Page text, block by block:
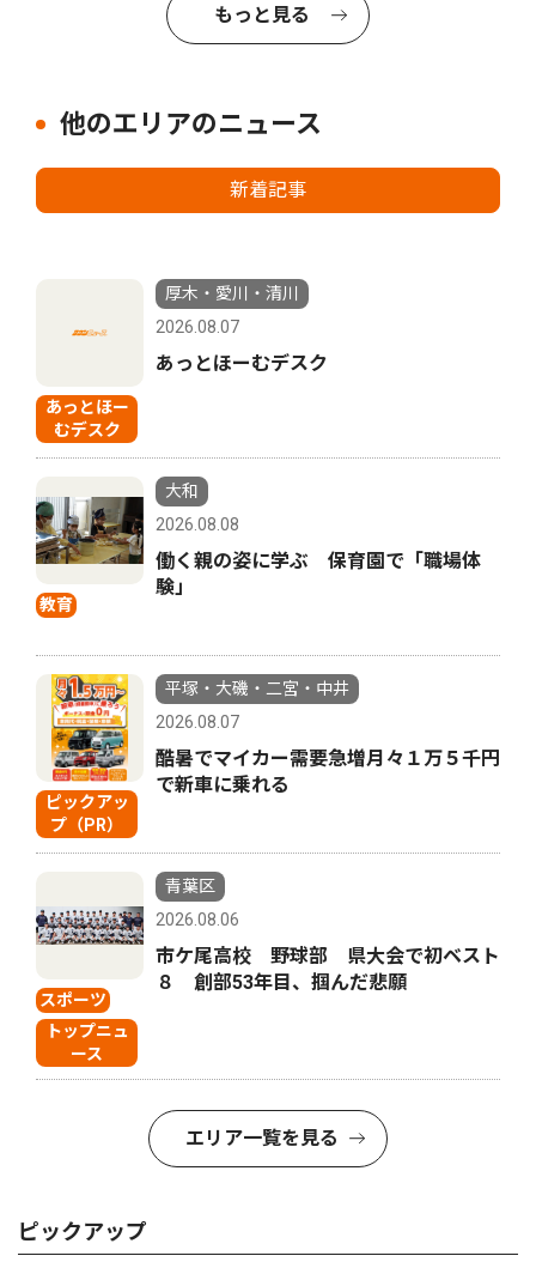
もっと見る
他のエリアのニュース
新着記事
あっとほー
むデスク
厚木・愛川・清川
2026.08.07
あっとほーむデスク
教育
大和
2026.08.08
働く親の姿に学ぶ 保育園で「職場体
験」
ピックアッ
プ（PR）
平塚・大磯・二宮・中井
2026.08.07
酷暑でマイカー需要急増月々１万５千円
で新車に乗れる
スポーツ
トップニュ
ース
青葉区
2026.08.06
市ケ尾高校 野球部 県大会で初ベスト
８ 創部53年目、掴んだ悲願
エリア一覧を見る
ピックアップ